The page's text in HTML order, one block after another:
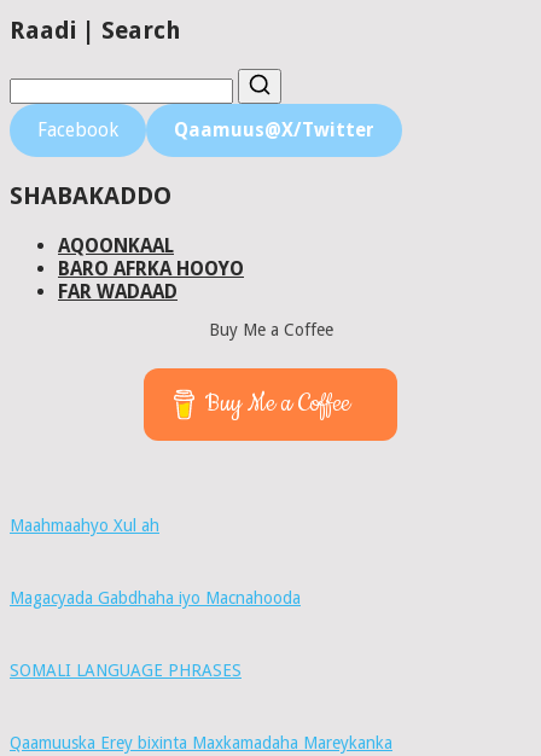
Raadi | Search
Facebook Qaamuus@X/Twitter
SHABAKADDO
AQOONKAAL
BARO AFRKA HOOYO
FAR WADAAD
Buy Me a Coffee
Buy Me a Coffee
Maahmaahyo Xul ah
Magacyada Gabdhaha iyo Macnahooda
SOMALI LANGUAGE PHRASES
Qaamuuska Erey bixinta Maxkamadaha Mareykanka